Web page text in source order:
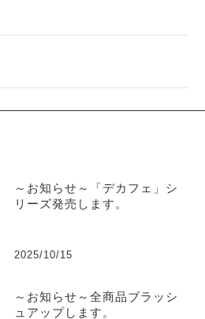
～お知らせ～「デカフェ」シ
リーズ発売します。
2025/10/15
～お知らせ～全商品ブラッシ
ュアップします。